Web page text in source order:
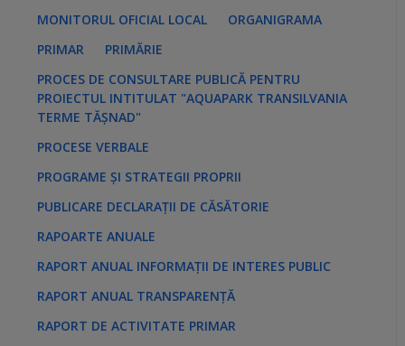
MONITORUL OFICIAL LOCAL
ORGANIGRAMA
PRIMAR
PRIMĂRIE
PROCES DE CONSULTARE PUBLICĂ PENTRU
PROIECTUL INTITULAT "AQUAPARK TRANSILVANIA
TERME TĂȘNAD"
PROCESE VERBALE
PROGRAME ȘI STRATEGII PROPRII
PUBLICARE DECLARAȚII DE CĂSĂTORIE
RAPOARTE ANUALE
RAPORT ANUAL INFORMAȚII DE INTERES PUBLIC
RAPORT ANUAL TRANSPARENȚĂ
RAPORT DE ACTIVITATE PRIMAR